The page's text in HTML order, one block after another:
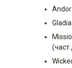
Andor
(част